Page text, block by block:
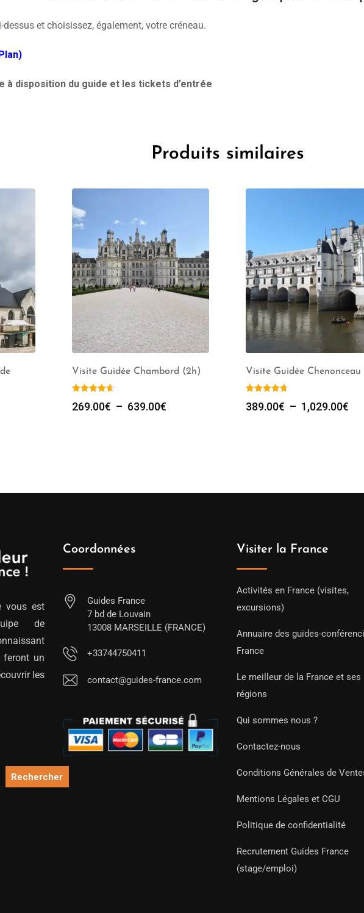
et choisissez, également, votre créneau.
à disposition du guide et les tickets d’entrée
Produits similaires
Visite Guidée Chambord (2h)
269.00€ – 639.00€
Visite Guidée Chenonceau
389.00€ – 1,029.00€
vous est
de
feront un
les
Rechercher
Coordonnées
Guides France
7 bd de Louvain
13008 MARSEILLE (FRANCE)
+33744750411
contact@guides-france.com
Visiter la France
Activités en France (visites,
excursions)
Annuaire des guides-
France
Le meilleur de la France et ses
régions
Qui sommes nous ?
Contactez-nous
Conditions Générales de
Mentions Légales et CGU
Politique de confidentialité
Recrutement Guides France
(stage/emploi)